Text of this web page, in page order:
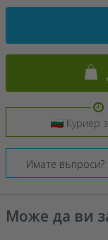
Куриер
Може да ви